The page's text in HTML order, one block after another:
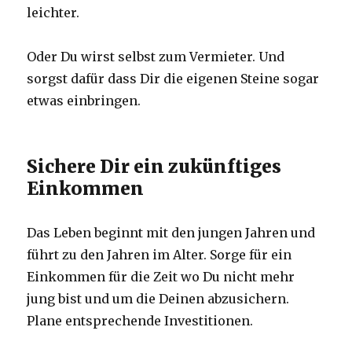
leichter.
Oder Du wirst selbst zum Vermieter. Und
sorgst dafür dass Dir die eigenen Steine sogar
etwas einbringen.
Sichere Dir ein zukünftiges
Einkommen
Das Leben beginnt mit den jungen Jahren und
führt zu den Jahren im Alter. Sorge für ein
Einkommen für die Zeit wo Du nicht mehr
jung bist und um die Deinen abzusichern.
Plane entsprechende Investitionen.